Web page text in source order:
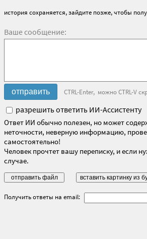
история сохраняется, зайдите позже, чтобы
Ваше сообщение:
CTRL-Enter, можно CTRL-V
разрешить ответить ИИ-Ассистенту
Ответ ИИ обычно полезен, но может
неточности, неверную информацию,
самостоятельно!
Человек прочтет вашу переписку, и если
случае.
Получить ответы на email: